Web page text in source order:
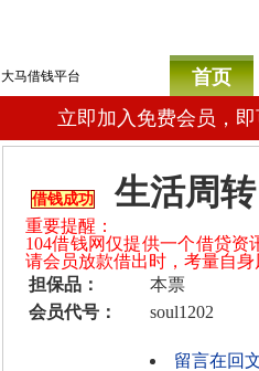
大马借钱平台
首页
立即加入免费会员，
借钱成功 生活周
重要提醒：
104借钱网仅提供一个借贷
请会员放款借出时，考量自
担保品：
本票
会员代号：
soul1202
留言在回